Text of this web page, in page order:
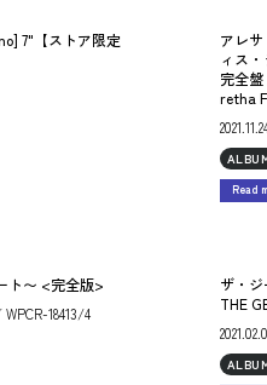
7"【ストア限定
アレ
ィス
完全
retha
Read
ト〜 <完全版>
WPCR-18413/4
ザ・
THE